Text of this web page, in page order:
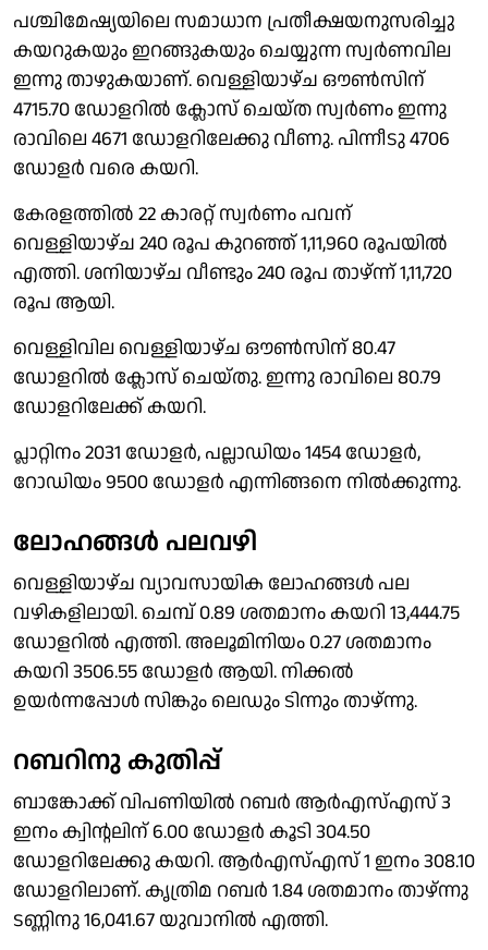
പശ്ചിമേഷ്യയിലെ സമാധാന പ്രതീക്ഷയനുസരിച്ചു
കയറുകയും ഇറങ്ങുകയും ചെയ്യുന്ന സ്വർണവില
ഇന്നു താഴുകയാണ്. വെള്ളിയാഴ്ച ഔൺസിന്
4715.70 ഡോളറിൽ ക്ലോസ് ചെയ്ത സ്വർണം ഇന്നു
രാവിലെ 4671 ഡോളറിലേക്കു വീണു. പിന്നീടു 4706
ഡോളർ വരെ കയറി.
കേരളത്തിൽ 22 കാരറ്റ് സ്വർണം പവന്
വെള്ളിയാഴ്ച 240 രൂപ കുറഞ്ഞ് 1,11,960 രൂപയിൽ
എത്തി. ശനിയാഴ്ച വീണ്ടും 240 രൂപ താഴ്‌ന്ന് 1,11,720
രൂപ ആയി.
വെള്ളിവില വെള്ളിയാഴ്ച ഔൺസിന് 80.47
ഡോളറിൽ ക്ലോസ് ചെയ്തു. ഇന്നു രാവിലെ 80.79
ഡോളറിലേക്ക് കയറി.
പ്ലാറ്റിനം 2031 ഡോളർ, പല്ലാഡിയം 1454 ഡോളർ,
റോഡിയം 9500 ഡോളർ എന്നിങ്ങനെ നിൽക്കുന്നു.
ലോഹങ്ങൾ പലവഴി
വെള്ളിയാഴ്ച വ്യാവസായിക ലോഹങ്ങൾ പല
വഴികളിലായി. ചെമ്പ് 0.89 ശതമാനം കയറി 13,444.75
ഡോളറിൽ എത്തി. അലൂമിനിയം 0.27 ശതമാനം
കയറി 3506.55 ഡോളർ ആയി. നിക്കൽ
ഉയർന്നപ്പോൾ സിങ്കും ലെഡും ടിന്നും താഴ്ന്നു.
റബറിനു കുതിപ്പ്
ബാങ്കോക്ക് വിപണിയിൽ റബർ ആർഎസ്എസ് 3
ഇനം ക്വിൻ്റലിന് 6.00 ഡോളർ കൂടി 304.50
ഡോളറിലേക്കു കയറി. ആർഎസ്എസ് 1 ഇനം 308.10
ഡോളറിലാണ്. കൃത്രിമ റബർ 1.84 ശതമാനം താഴ്ന്നു
ടണ്ണിനു 16,041.67 യുവാനിൽ എത്തി.